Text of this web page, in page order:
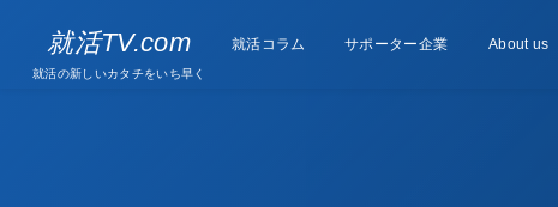
就活TV.com
就活の新しいカタチをいち早く
就活コラム
Column サポーター企業
Supporter
companies
About us